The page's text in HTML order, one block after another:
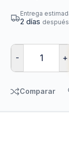
Entrega
2 días
- +
Comparar